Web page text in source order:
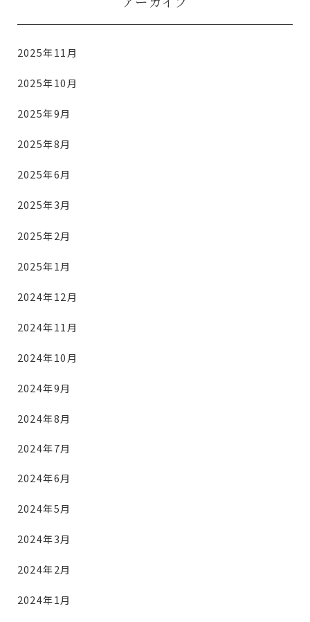
2025年11月
2025年10月
2025年9月
2025年8月
2025年6月
2025年3月
2025年2月
2025年1月
2024年12月
2024年11月
2024年10月
2024年9月
2024年8月
2024年7月
2024年6月
2024年5月
2024年3月
2024年2月
2024年1月